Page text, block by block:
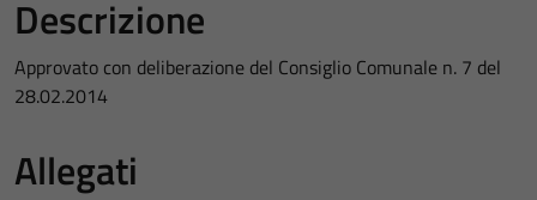
Descrizione
Approvato con deliberazione del Consiglio Comunale n. 7 del
28.02.2014
Allegati